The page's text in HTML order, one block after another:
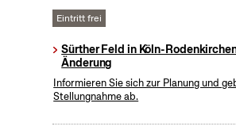
Eintritt frei
Sürther Feld in Köln-
Änderung
Informieren Sie sich zur Planung und
Stellungnahme ab.